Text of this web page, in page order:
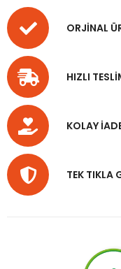
ORJİNAL
HIZLI
KOLAY
TEK TIKLA